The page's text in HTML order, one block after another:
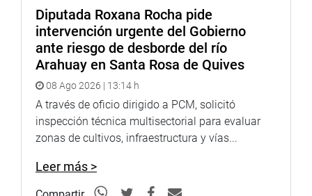
académicas, para trasferir esos conocimiento a los
menores
”, expresó.
Valdez Farías afirmó que la iniciativa legislativa tiene por
objeto fortalecer el sector Educación y la modificación
constitucional permitirá asegurar que el Estado invierta
anualmente esos recursos en mejorar la calidad
educativa y cerrar brechas existentes en infraestructura y
tecnología.
Lima, 30 de junio de 2020
Diputada Roxana Rocha pide
intervención urgente del Gobierno
ante riesgo de desborde del río
Arahuay en Santa Rosa de Quives
08 Ago 2026 | 13:14 h
A través de oficio dirigido a PCM, solicitó
inspección técnica multisectorial para evaluar
zonas de cultivos, infraestructura y vías...
Leer más >